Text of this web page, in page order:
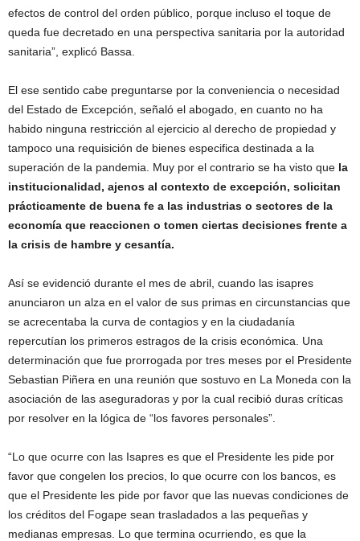
efectos de control del orden público, porque incluso el toque de
queda fue decretado en una perspectiva sanitaria por la autoridad
sanitaria”, explicó Bassa.
El ese sentido cabe preguntarse por la conveniencia o necesidad
del Estado de Excepción, señaló el abogado, en cuanto no ha
habido ninguna restricción al ejercicio al derecho de propiedad y
tampoco una requisición de bienes especifica destinada a la
superación de la pandemia. Muy por el contrario se ha visto que la
institucionalidad, ajenos al contexto de excepción, solicitan
prácticamente de buena fe a las industrias o sectores de la
economía que reaccionen o tomen ciertas decisiones frente a
la crisis de hambre y cesantía.
Así se evidenció durante el mes de abril, cuando las isapres
anunciaron un alza en el valor de sus primas en circunstancias que
se acrecentaba la curva de contagios y en la ciudadanía
repercutían los primeros estragos de la crisis económica. Una
determinación que fue prorrogada por tres meses por el Presidente
Sebastian Piñera en una reunión que sostuvo en La Moneda con la
asociación de las aseguradoras y por la cual recibió duras críticas
por resolver en la lógica de “los favores personales”.
“Lo que ocurre con las Isapres es que el Presidente les pide por
favor que congelen los precios, lo que ocurre con los bancos, es
que el Presidente les pide por favor que las nuevas condiciones de
los créditos del Fogape sean trasladados a las pequeñas y
medianas empresas. Lo que termina ocurriendo, es que la